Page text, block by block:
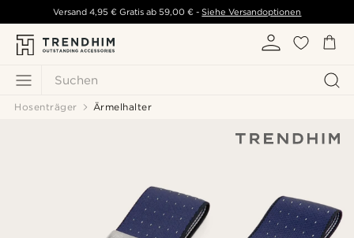
Suchen
Versand 4,95 € Gratis ab 59,00 € - Siehe Versandoptionen
Hosenträger Ärmelhalter